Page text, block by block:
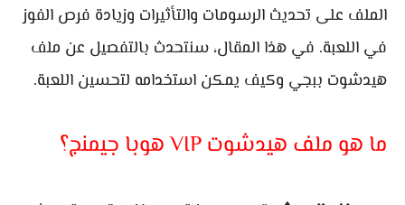
الملف على تحديث الرسومات والتأثيرات وزيادة فرص الفوز
في اللعبة. في هذا المقال، سنتحدث بالتفصيل عن ملف
هيدشوت ببجي وكيف يمكن استخدامه لتحسين اللعبة.
ما هو ملف هيدشوت VIP هوبا جيمنج؟